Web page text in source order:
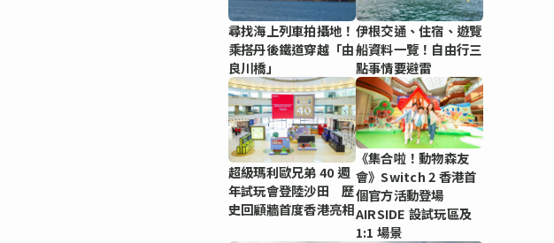
尋找海上列車拍攝地！
乘搭丹後鐵道穿越「由
良川橋」
伊根交通、住宿、遊覽
船資料一覽！自由行三
點事情要避雷
超級瑪利歐兄弟 40 週
年試玩會登陸沙田 歷
史回顧牆首度香港亮相
《集合啦！動物森友
會》Switch 2 香港首
個官方活動登場
AIRSIDE 設試玩區及
1:1 場景